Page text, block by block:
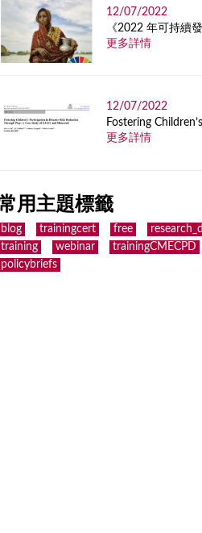
12/07/2022
《2022 年可持續
更多詳情
12/07/2022
Fostering
更多詳情
用主題標籤
blog trainingcert free
training
webinar trainingCMECPD
policybriefs